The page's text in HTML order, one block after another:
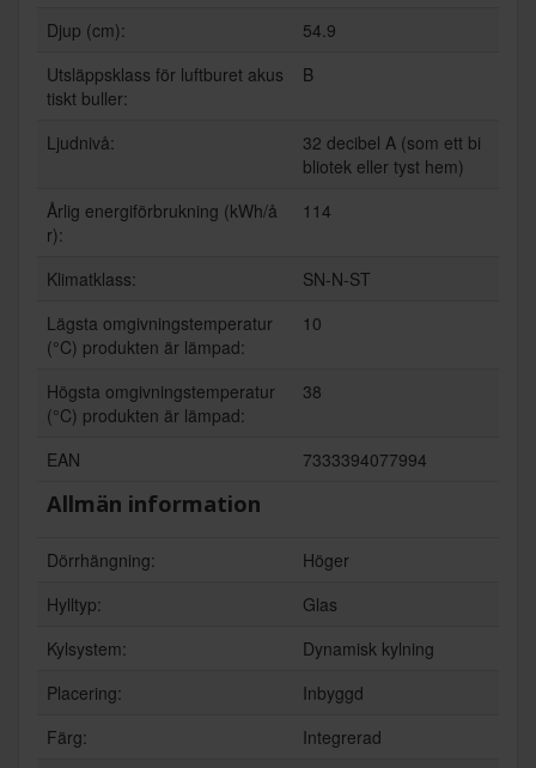
Djup (cm):
54.9
Utsläppsklass för luftburet akus
tiskt buller:
B
Ljudnivå:
32 decibel A (som ett bi
bliotek eller tyst hem)
Årlig energiförbrukning (kWh/å
r):
114
Klimatklass:
SN-N-ST
Lägsta omgivningstemperatur
(°C) produkten är lämpad:
10
Högsta omgivningstemperatur
(°C) produkten är lämpad:
38
EAN 7333394077994
Allmän information
Dörrhängning:
Höger
Hylltyp:
Glas
Kylsystem:
Dynamisk kylning
Placering:
Inbyggd
Färg:
Integrerad